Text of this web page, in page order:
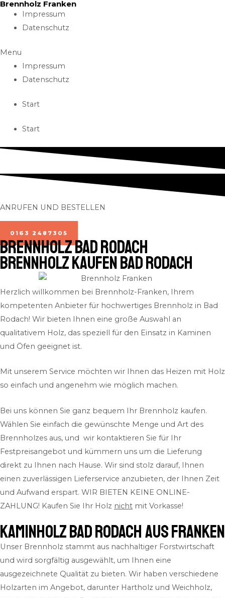
Skip
content
Brennholz Franken
Impressum
Datenschutz
Menu
Impressum
Datenschutz
Start
Start
ANRUFEN UND BESTELLEN
0163 2487305
BRENNHOLZ Bad Rodach
Brennholz kaufen Bad Rodach
Herzlich willkommen bei Brennholz-Franken, Ihrem
kompetenten Anbieter für hochwertiges Brennholz in Bad
Rodach! Wir bieten Ihnen eine große Auswahl an
qualitativem Holz, das speziell für den Einsatz in Kaminen
und Öfen geeignet ist.
Mit unserem Service möchten wir Ihnen das Heizen mit Holz
so einfach und angenehm wie möglich machen.
Bei uns können Sie ganz bequem Ihr Brennholz kaufen.
Wählen Sie einfach die gewünschte Menge und Art des
Brennholzes aus, und wir kontaktieren Sie für Ihr
Festpreisangebot und kümmern uns um die Lieferung
direkt zu Ihnen nach Hause. Wir sind stolz darauf, Ihnen
einen zuverlässigen Lieferservice anzubieten, der Ihnen Zeit
und Aufwand erspart. WIR BIETEN KEINE ONLINE-
ZAHLUNG! Kaufen Sie Ihr Holz nicht mit Vorkasse!
Kaminholz Bad Rodach aus Franken
Unser Brennholz stammt aus nachhaltiger Forstwirtschaft
und wird sorgfältig ausgewählt, um Ihnen eine
ausgezeichnete Qualität zu bieten. Wir haben verschiedene
Holzarten im Angebot, darunter Hartholz und Weichholz,